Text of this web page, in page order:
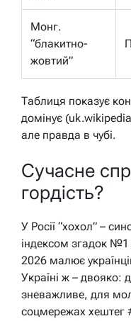
Монг.
“блакитно-
жовтий”
Таблиця показує
домінує
але правда в чубі.
Сучасне
гордість?
У Росії “хохол” –
індексом згадок №1
2026 малює
Україні ж – двояко:
зневажливе, для
соцмережах хештег